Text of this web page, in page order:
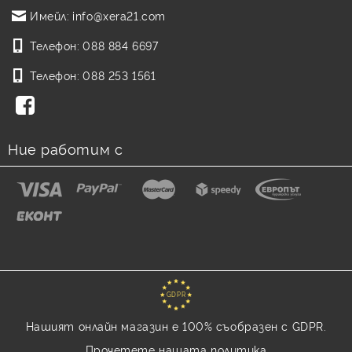
щампован и асемблиран
колектор?
в тези кутии?
Имейл: info@xera21.com
Телефон: 088 884 6697
Телефон: 088 253 1561
Ние работим с
GDPR
Нашият онлайн магазин е 100% съобразен с GDPR.